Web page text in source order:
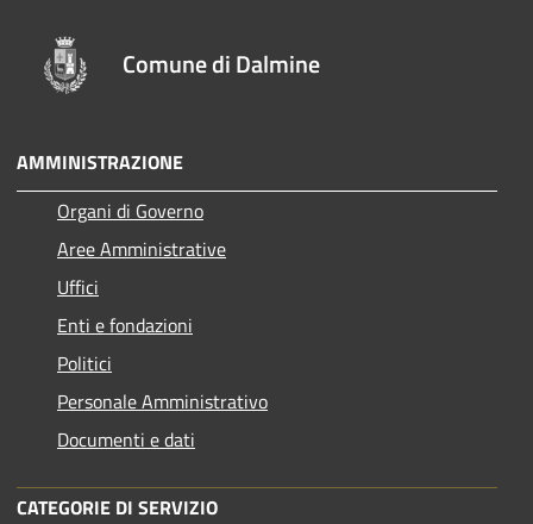
Comune di Dalmine
AMMINISTRAZIONE
Organi di Governo
Aree Amministrative
Uffici
Enti e fondazioni
Politici
Personale Amministrativo
Documenti e dati
CATEGORIE DI SERVIZIO